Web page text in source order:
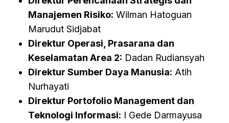
Manajemen Risiko: Wilman Hatoguan
Marudut Sidjabat
Direktur Operasi, Prasarana dan
Keselamatan Area 2: Dadan Rudiansyah
Direktur Sumber Daya Manusia: Atih
Nurhayati
Direktur Portofolio Management dan
Teknologi Informasi: I Gede Darmayusa